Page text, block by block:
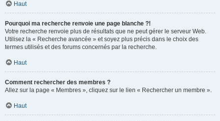
Haut
Pourquoi ma recherche renvoie une page blanche ?!
Votre recherche renvoie plus de résultats que ne peut gérer le serveur Web.
Utilisez la « Recherche avancée » et soyez plus précis dans le choix des
termes utilisés et des forums concernés par la recherche.
Haut
Comment rechercher des membres ?
Allez sur la page « Membres », cliquez sur le lien « Rechercher un membre ».
Haut